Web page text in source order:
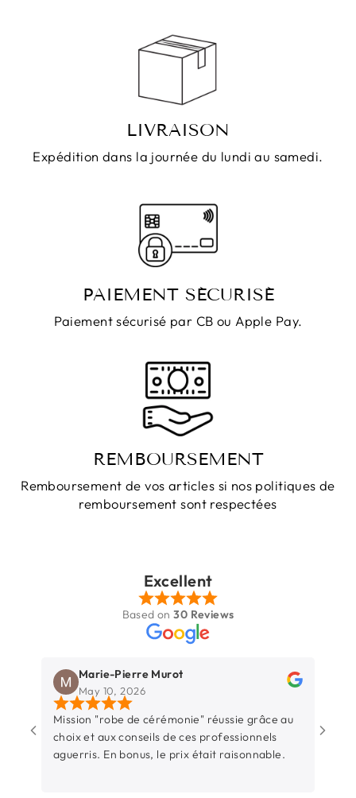
LIVRAISON
Expédition dans la journée du lundi au samedi.
PAIEMENT SÉCURISÉ
Paiement sécurisé par CB ou Apple Pay.
REMBOURSEMENT
Remboursement de vos articles si nos politiques de
remboursement sont respectées
Excellent
Based on 30 Reviews
Marie-Pierre Murot
May 10, 2026
Mission "robe de cérémonie" réussie grâce au
choix et aux conseils de ces professionnels
aguerris. En bonus, le prix était raisonnable.